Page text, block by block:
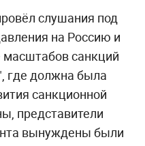
слушания под
на Россию и
масштабов санкций
где должна была
санкционной
представители
вынуждены были